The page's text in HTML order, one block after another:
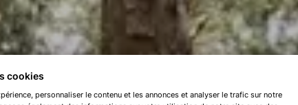
cookies
personnaliser le contenu et les annonces et analyser le trafic sur notre